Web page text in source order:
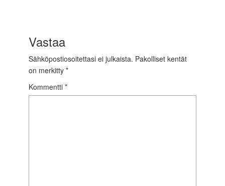
Vastaa
Sähköpostiosoitettasi ei julkaista. Pakolliset kentät
on merkitty *
Kommentti *